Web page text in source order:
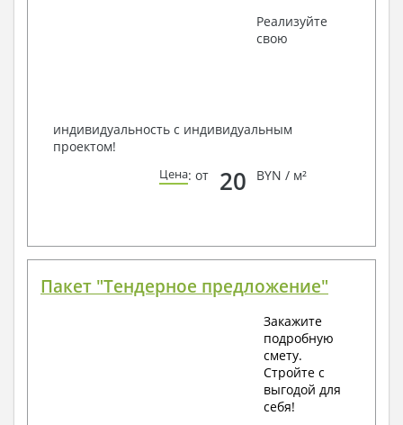
Получить профессиональную консультацию у
наших специалистов, Вы можете любым
Реализуйте
свою
индивидуальность с индивидуальным
проектом!
Цена: от 20 BYN / м²
Пакет "Тендерное предложение"
Закажите
подробную
смету.
Стройте с
выгодой для
себя!